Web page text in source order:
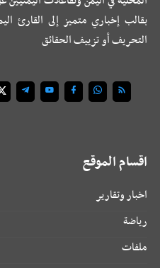
بقالب إخباري متميز إلى القارئ
التحريف أو تزييف الحقائق
اقسام الموقع
اخبار وتقارير
رياضة
ملفات